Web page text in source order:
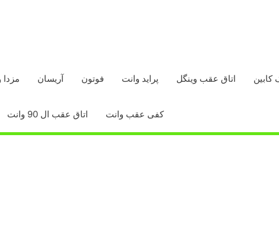
کابین اتاق عقب وینگل پراید وانت فوتون آریسان مزدا
کفی عقب وانت اتاق عقب ال 90 وانت